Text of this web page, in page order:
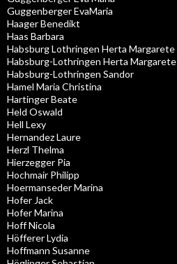
Guggenberger EvaMaria
Haager Benedikt
Haas Barbara
Habsburg Lothringen Herta Margarete
Habsburg-Lothringen Herta Margarete
Habsburg-Lothringen Sandor
Hamel Maria Christina
Hartinger Beate
Held Oswald
Hell Lexy
Hernandez Laure
Herzl Thelma
Hierzegger Pia
Hochmair Philipp
Hoermanseder Marina
Hofer Jack
Hofer Marina
Hoff Nicola
Höfferer Lydia
Hoffmann Susanne